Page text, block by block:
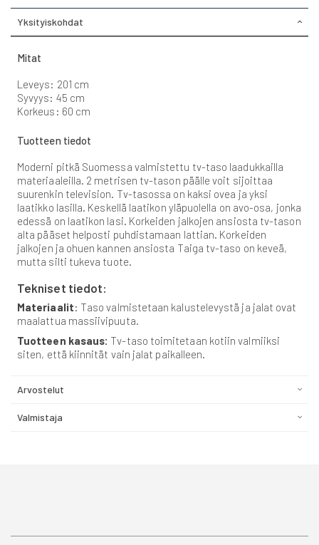
Yksityiskohdat
Mitat
Leveys: 201 cm
Syvyys: 45 cm
Korkeus: 60 cm
Tuotteen tiedot
Moderni pitkä Suomessa valmistettu tv-taso laadukkailla
materiaaleilla. 2 metrisen tv-tason päälle voit sijoittaa
suurenkin television. Tv-tasossa on kaksi ovea ja yksi
laatikko lasilla. Keskellä laatikon yläpuolella on avo-osa, jonka
edessä on laatikon lasi. Korkeiden jalkojen ansiosta tv-tason
alta pääset helposti puhdistamaan lattian. Korkeiden
jalkojen ja ohuen kannen ansiosta Taiga tv-taso on keveä,
mutta silti tukeva tuote.
Tekniset tiedot:
Materiaalit: Taso valmistetaan kalustelevystä ja jalat ovat
maalattua massiivipuuta.
Tuotteen kasaus: Tv-taso toimitetaan kotiin valmiiksi
siten, että kiinnität vain jalat paikalleen.
Arvostelut
Valmistaja